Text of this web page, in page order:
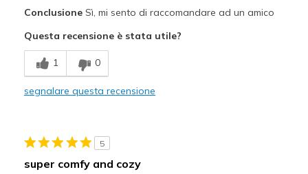
Comfortable
Stylish
Work
ConclusioneSì, mi sento di raccomandare ad un amico
Questa recensione è stata utile?
1 0
segnalare questa recensione
5
super comfy and cozy